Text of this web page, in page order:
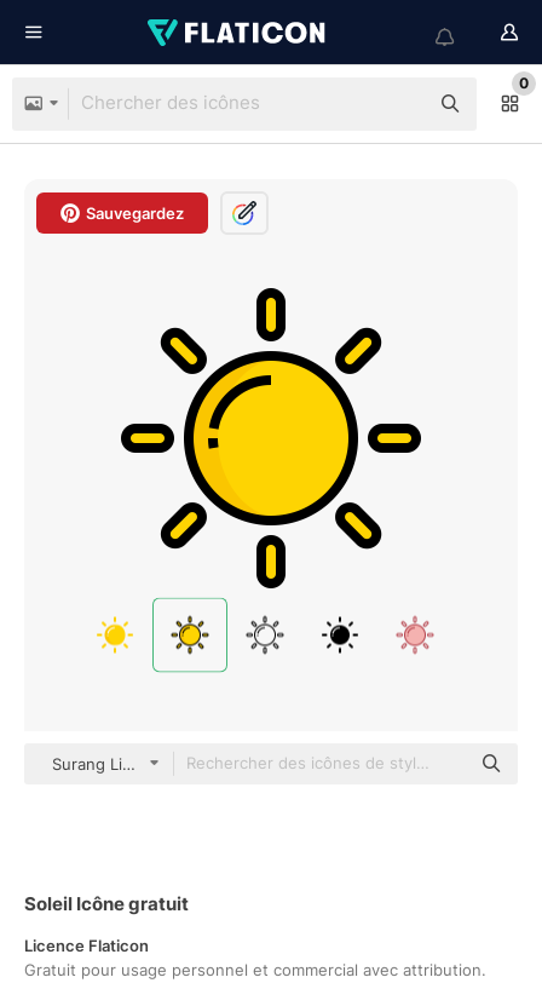
0
Sauvegardez
Surang Lineal Color
Soleil Icône gratuit
Licence Flaticon
Gratuit pour usage personnel et commercial avec attribution.